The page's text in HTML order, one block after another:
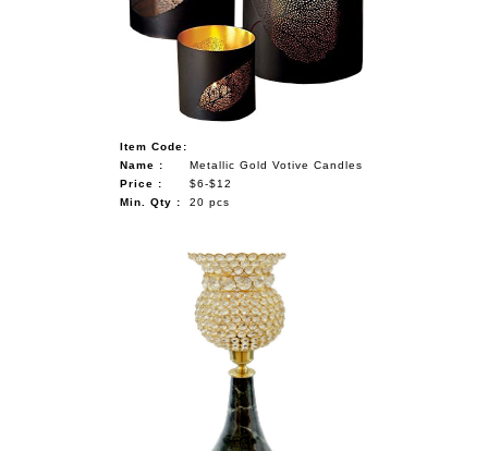
Item Code:
Name :
Metallic Gold Votive Candles
Price :
$6-$12
Min. Qty :
20 pcs